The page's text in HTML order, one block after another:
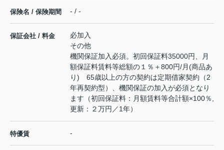
保険名 / 保険期間 - / -
保証会社 / 料金
必加入
その他
機関保証加入必須。初回保証料35000円、月
額保証料賃料等総額の１％＋800円/月(商品あ
り) 65歳以上の方の契約は定期借家契約（2
年再契約型）、機関保証の加入が必須となり
ます（初回保証料：月額賃料等合計額×100％,
更新：２万円／1年）
特優賃 -